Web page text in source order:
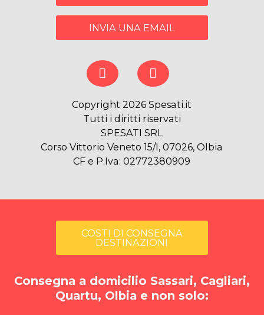
INVIA UNA EMAIL
Copyright 2026 Spesati.it
Tutti i diritti riservati
SPESATI SRL
Corso Vittorio Veneto 15/I, 07026, Olbia
CF e P.Iva: 02772380909
COSTI DI CONSEGNA
DESTINAZIONI
Consegna a domicilio Sassari, Cagliari,
Quartu, Olbia e non solo: